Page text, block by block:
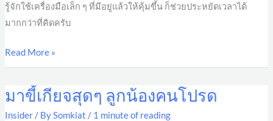
รู้จักใช้เครื่องมือเล็ก ๆ ที่มีอยู่แล้วให้คุ้มขึ้น ก็ช่วยประหยัดเวลาได้
มากกว่าที่คิดครับ
Read More »
มาขี้เกียจสุดๆ ลูกน้องคนโปรด
Insider/ BySomkiat / 1 minute of reading
มา
ขี้